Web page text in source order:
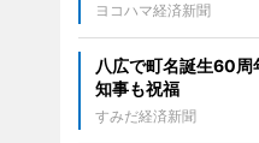
ヨコハマ経済新聞
八広で町名誕生60
知事も祝福
すみだ経済新聞